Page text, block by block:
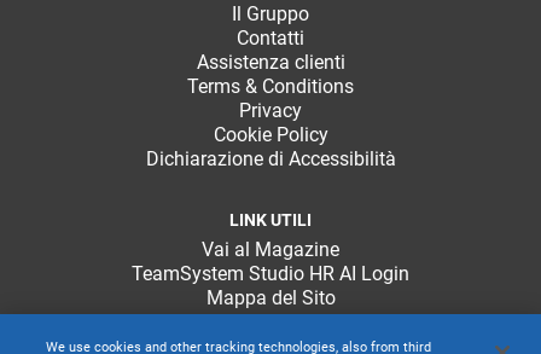
Il Gruppo
Contatti
Assistenza clienti
Terms & Conditions
Privacy
Cookie Policy
Dichiarazione di Accessibilità
LINK UTILI
Vai al Magazine
TeamSystem Studio HR AI Login
Mappa del Sito
We use cookies and other tracking technologies, also from third